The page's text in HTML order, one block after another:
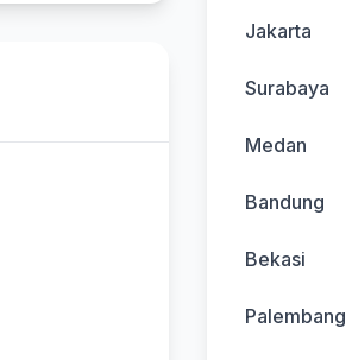
Jakarta
Surabaya
Medan
Bandung
Bekasi
Palembang